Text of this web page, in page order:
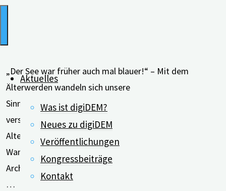
Aktuelles
Was ist digiDEM?
Neues zu digiDEM
Veröffentlichungen
Kongressbeiträge
Kontakt
„Der See war früher auch mal blauer!“ – Mit dem
Älterwerden wandeln sich unsere
Sinneswahrnehmungen, wovon auch das Sehen nicht
verschont bleibt. Ebenso können sich mit zunehmendem
Alter Körper und Geist verändern. Um genau diese
Wandlungen zu berücksichtigen, ist eine alterssensible
Architektur relevant. Frau Dr. Birgit Dietz hat in unserem
…